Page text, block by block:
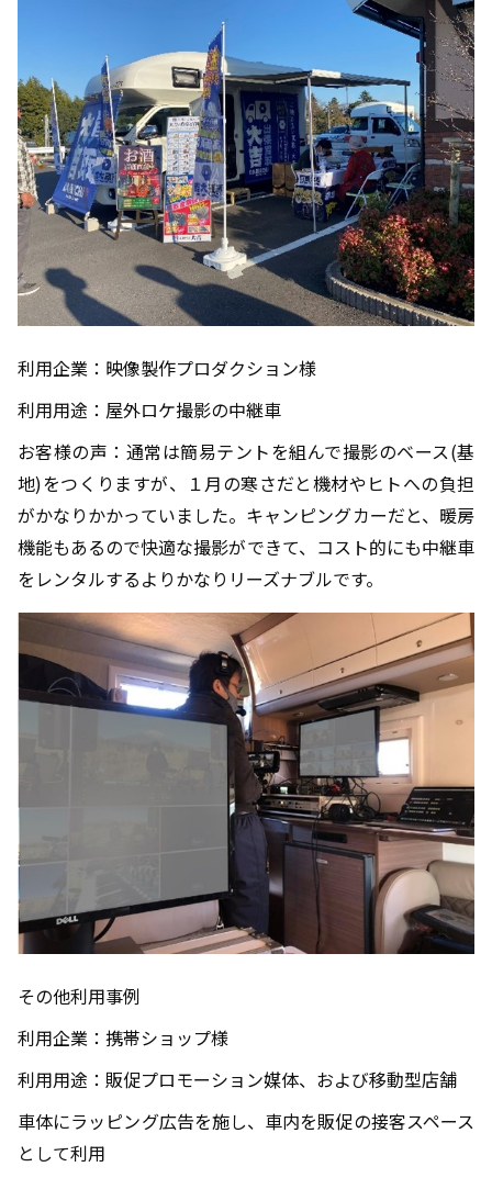
利用企業：映像製作プロダクション様
利用用途：屋外ロケ撮影の中継車
お客様の声：通常は簡易テントを組んで撮影のベース(基
地)をつくりますが、１月の寒さだと機材やヒトへの負担
がかなりかかっていました。キャンピングカーだと、暖房
機能もあるので快適な撮影ができて、コスト的にも中継車
をレンタルするよりかなりリーズナブルです。
その他利用事例
利用企業：携帯ショップ様
利用用途：販促プロモーション媒体、および移動型店舗
車体にラッピング広告を施し、車内を販促の接客スペース
として利用